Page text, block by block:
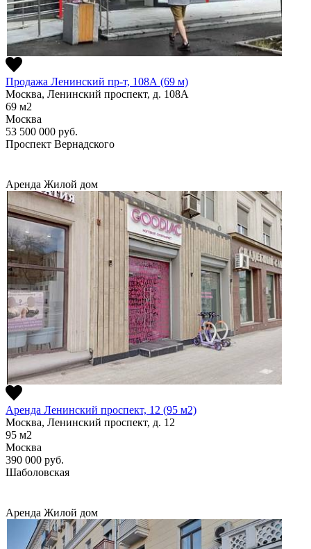
Продажа Ленинский пр-т, 108А (69 м)
Москва, Ленинский проспект, д. 108А
69 м2
Москва
53 500 000 руб.
Проспект Вернадского
Аренда Жилой дом
Аренда Ленинский проспект, 12 (95 м2)
Москва, Ленинский проспект, д. 12
95 м2
Москва
390 000 руб.
Шаболовская
Аренда Жилой дом